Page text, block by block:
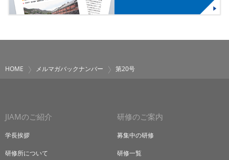
HOME メルマガバックナンバー 第20号
JIAMのご紹介
学長挨拶
研修所について
研修のご案内
募集中の研修
研修一覧